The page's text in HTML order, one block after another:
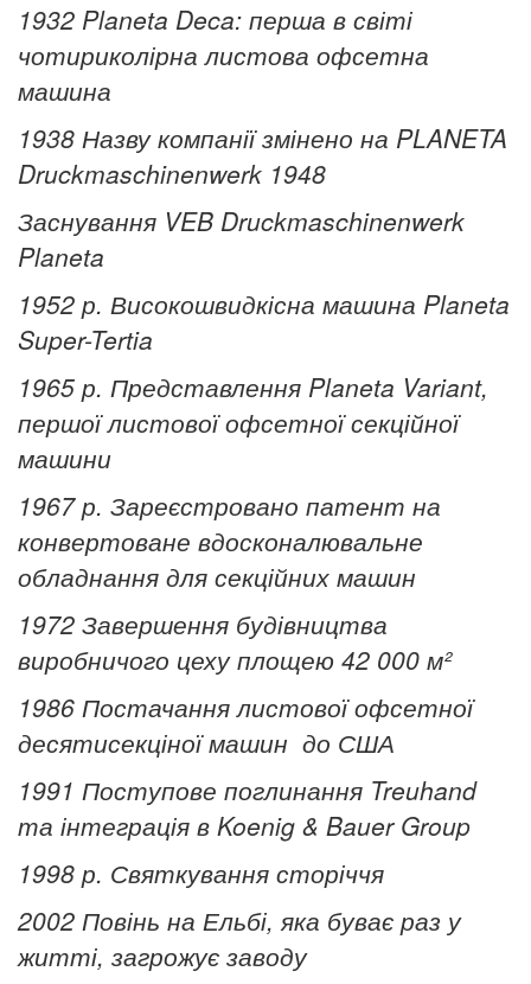
1932 Planeta Deca: перша в світі
чотириколірна листова офсетна
машина
1938 Назву компанії змінено на PLANETA
Druckmaschinenwerk 1948
Заснування VEB Druckmaschinenwerk
Planeta
1952 р. Високошвидкісна машина Planeta
Super-Tertia
1965 р. Представлення Planeta Variant,
першої листової офсетної секційної
машини
1967 р. Зареєстровано патент на
конвертоване вдосконалювальне
обладнання для секційних машин
1972 Завершення будівництва
виробничого цеху площею 42 000 м²
1986 Постачання листової офсетної
десятисекціної машин до США
1991 Поступове поглинання Treuhand
та інтеграція в Koenig & Bauer Group
1998 р. Святкування сторіччя
2002 Повінь на Ельбі, яка буває раз у
житті, загрожує заводу